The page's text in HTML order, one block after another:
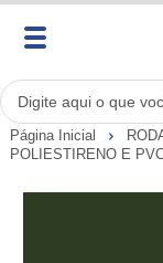
Página Inicial
POLIESTIRENO E